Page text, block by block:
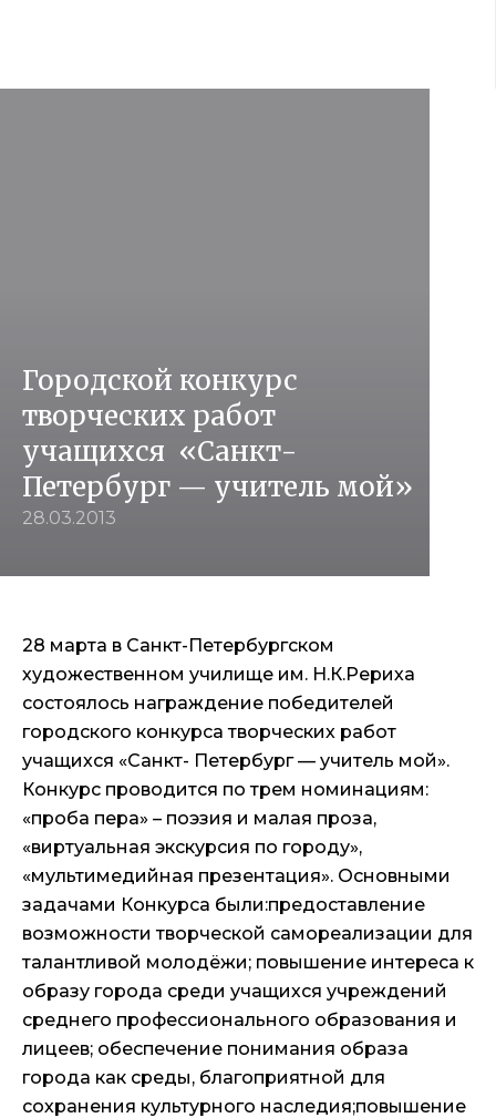
Городской конкурс
творческих работ
учащихся «Санкт-
Петербург — учитель мой»
28.03.2013
28 марта в Санкт-Петербургском
художественном училище им. Н.К.Рериха
состоялось награждение победителей
городского конкурса творческих работ
учащихся «Санкт- Петербург — учитель мой».
Конкурс проводится по трем номинациям:
«проба пера» – поэзия и малая проза,
«виртуальная экскурсия по городу»,
«мультимедийная презентация». Основными
задачами Конкурса были:предоставление
возможности творческой самореализации для
талантливой молодёжи; повышение интереса к
образу города среди учащихся учреждений
среднего профессионального образования и
лицеев; обеспечение понимания образа
города как среды, благоприятной для
сохранения культурного наследия;повышение